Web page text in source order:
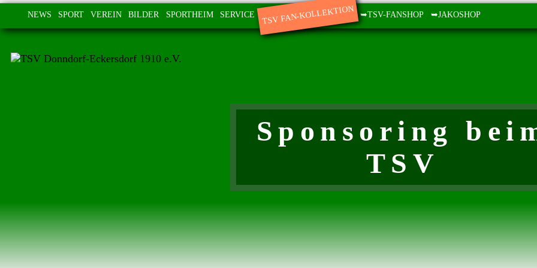
NEWS SPORT VEREIN BILDER SPORTHEIM SERVICE TSV FAN-KOLLEKTION ➥TSV-FANSHOP ➥JAKOSHOP
Sponsoring
TSV